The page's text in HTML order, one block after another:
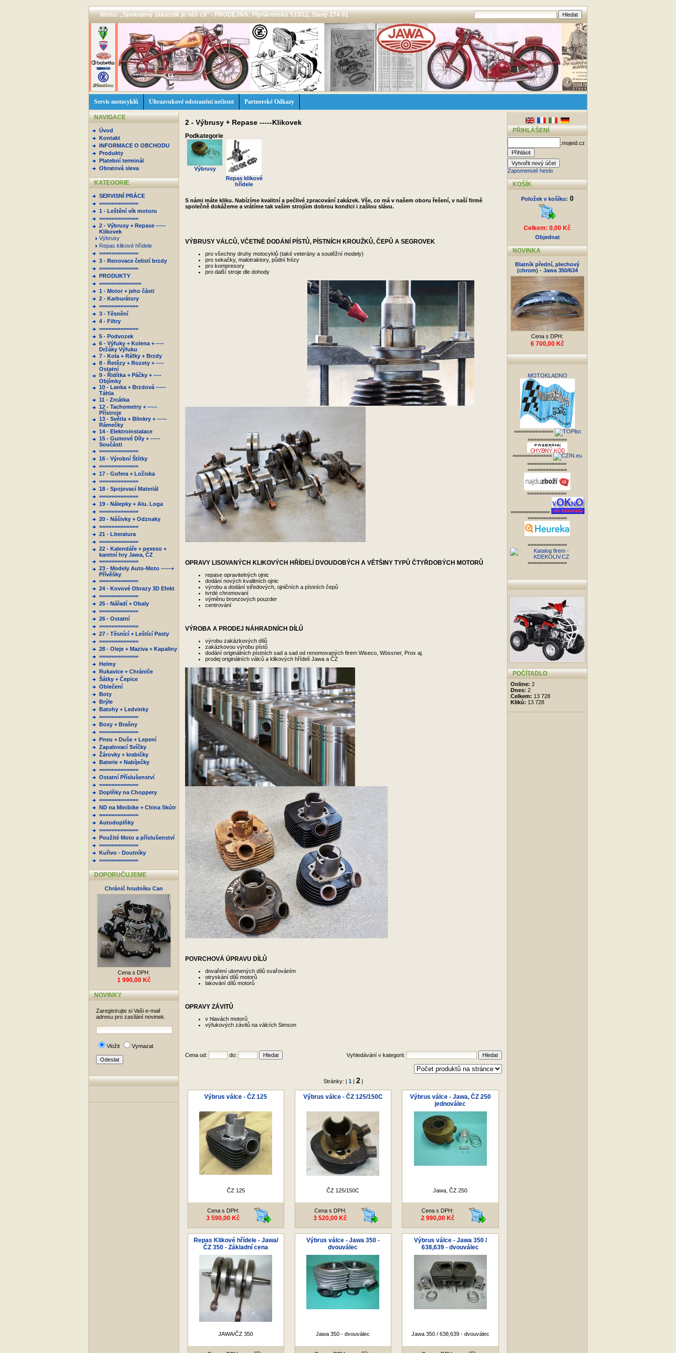
Motto: ,,Spokojený zákazník je náš cíl'' - PRODEJNA: Plynárenská 533/12, Slaný 274 01
Servis motocyklů Ultrazvukové odstranění nečistot Partnerské Odkazy
NAVIGACE
Úvod
Kontakt
INFORMACE O OBCHODU
Produkty
Platební terminál
Obratová sleva
KATEGORIE
SERVISNÍ PRÁCE
=============
1 - Leštění vík motoru
=============
2 - Výbrusy + Repase -----
Klikovek
Výbrusy
Repas klikové hřídele
=============
3 - Renovace čelistí brzdy
=============
PRODUKTY
==============
1 - Motor + jeho části
2 - Karburátory
=============
3 - Těsnění
4 - Filtry
=============
5 - Podvozek
6 - Výfuky + Kolena + ----
Držáky Výfuku
7 - Kola + Ráfky + Brzdy
8 - Řetězy + Rozety + ----
Ostatní
9 - Řidítka + Páčky + ----
Objímky
10 - Lanka + Brzdová -----
Táhla
11 - Zrcátka
12 - Tachometry + -----
Přístroje
13 - Světla + Blinkry + -----
Rámečky
14 - Elektroinstalace
15 - Gumové Díly + -----
Součásti
=============
16 - Výrobní Štítky
=============
17 - Gufera + Ložiska
=============
18 - Spojovací Materiál
=============
19 - Nálepky + Alu. Loga
=============
20 - Nášivky + Odznaky
=============
21 - Literatura
=============
22 - Kalendáře + pexeso +
karetní hry Jawa, ČZ
=============
23 - Modely Auto-Moto -----+
Přívěšky
=============
24 - Kovové Obrazy 3D Efekt
=============
25 - Nářadí + Obaly
=============
26 - Ostatní
=============
27 - Těsnící + Leštící Pasty
=============
28 - Oleje + Maziva + Kapaliny
=============
Helmy
Rukavice + Chrániče
Šátky + Čepice
Oblečení
Boty
Brýle
Batohy + Ledvinky
=============
Boxy + Brašny
=============
Pneu + Duše + Lepení
Zapalovací Svíčky
Žárovky + krabičky
Baterie + Nabíječky
=============
Ostatní Příslušenství
=============
Doplňky na Choppery
=============
ND na Minibike + China Skútr
=============
Autodoplňky
=============
Použité Moto a příslušenství
=============
Kuřivo - Doutníky
=============
DOPORUČUJEME
Chránič hrudníku Can
Cena s DPH:
1 990,00 Kč
NOVINKY
Zaregistrujte si Vaši e-mail
adresu pro zasílání novinek.
Vložit Vymazat
2 - Výbrusy + Repase -----Klikovek
Podkategorie
Výbrusy
Repas klikové
hřídele
S námi máte kliku. Nabízíme kvalitní a pečlivé zpracování zakázek. Vše, co má v našem oboru řešení, v naší firmě
společně dokážeme a vrátíme tak vašim strojům dobrou kondici i zašlou slávu.
VÝBRUSY VÁLCŮ, VČETNĚ DODÁNÍ PÍSTŮ, PÍSTNÍCH KROUŽKŮ, ČEPŮ A SEGROVEK
pro všechny druhy motocyklů (také veterány a soutěžní modely)
pro sekačky, malotraktory, půdní frézy
pro kompresory
pro další stroje dle dohody
OPRAVY LISOVANÝCH KLIKOVÝCH HŘÍDELÍ DVOUDOBÝCH A VĚTŠINY TYPŮ ČTYŘDOBÝCH MOTORŮ
repase opravitelných ojnic
dodání nových kvalitních ojnic
výrobu a dodání středových, ojničních a pístních čepů
tvrdé chromovaní
výměnu bronzových pouzder
centrování
VÝROBA A PRODEJ NÁHRADNÍCH DÍLŮ
výrobu zakázkových dílů
zakázkovou výrobu pístů
dodání originálních pístních sad a sad od renomovaných firem Wiseco, Wössner, Prox aj.
prodej originálních válců a klikových hřídelí Jawa a ČZ
POVRCHOVÁ ÚPRAVU DÍLŮ
dovaření ulomených dílů svařováním
otryskání dílů motorů
lakování dílů motorů
OPRAVY ZÁVITŮ
v hlavách motorů
výfukových závitů na válcích Simson
Cena od: do: Vyhledávání v kategorii:
Stránky: | 1| 2|
Výbrus válce - ČZ 125
ČZ 125
Cena s DPH:
3 590,00 Kč
Výbrus válce - ČZ 125/150C
ČZ 125/150C
Cena s DPH:
3 520,00 Kč
Výbrus válce - Jawa, ČZ 250
jednoválec
Jawa, ČZ 250
Cena s DPH:
2 990,00 Kč
Repas Klikové hřídele - Jawa/
ČZ 350 - Základní cena
JAWA/ČZ 350
Výbrus válce - Jawa 350 -
dvouválec
Jawa 350 - dvouválec
Výbrus válce - Jawa 350 /
638,639 - dvouválec
Jawa 350 / 638,639 - dvouválec
PŘIHLÁŠENÍ
.mojeid.cz
Zapomenuté heslo
KOŠÍK
Položek v košíku: 0
Celkem: 0,00 Kč
Objednat
NOVINKA
Blatník přední, plechový
(chrom) - Jawa 350/634
Cena s DPH:
6 700,00 Kč
MOTOKLADNO
=============
=============
=============
=============
=============
=============
=============
=============
=============
=============
POČÍTADLO
Online: 2
Dnes: 2
Celkem: 13 728
Kliků: 13 728